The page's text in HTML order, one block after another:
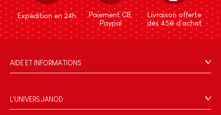
Expédition en 24h
Paiement CB,
Paypal
Livraison offerte
dès 45€ d'achat
AIDE ET INFORMATIONS
FAQ
Contact
L'UNIVERS JANOD